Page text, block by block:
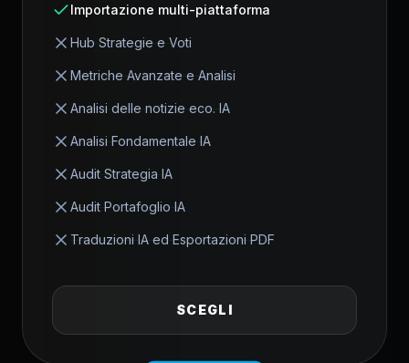
Importazione multi-piattaforma
Hub Strategie e Voti
Metriche Avanzate e Analisi
Analisi delle notizie eco. IA
Analisi Fondamentale IA
Audit Strategia IA
Audit Portafoglio IA
Traduzioni IA ed Esportazioni PDF
SCEGLI